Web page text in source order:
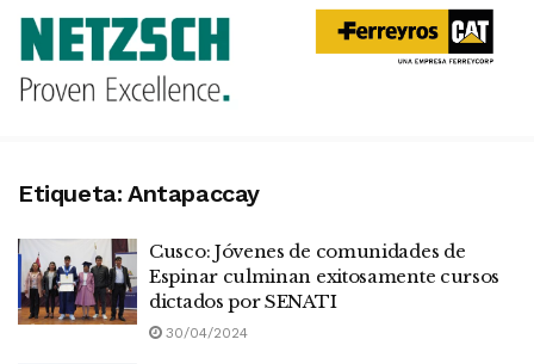
Etiqueta: Antapaccay
Cusco: Jóvenes de comunidades de
Espinar culminan exitosamente cursos
dictados por SENATI
30/04/2024